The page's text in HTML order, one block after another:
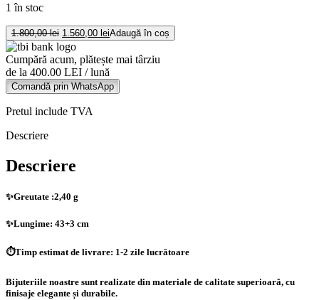
1 în stoc
Cantitate
Colier
din
aur
alb
de
14K
1.800,00lei Prețul
inițial
a
fost:
1.800,00 lei.
1.560,00 leiPrețul
curent
1.560,00 lei.
Adaugă în coș
Cumpără acum, plătește mai târziu
de la 400.00 LEI / lună
Comandă prin WhatsApp
Pretul include TVA
Descriere
Descriere
✨Greutate :2,40 g
✨Lungime: 43+3 cm
⏱️Timp estimat de livrare: 1-2 zile lucrătoare
Bijuteriile noastre sunt realizate din materiale de calitate superioară, cu
finisaje elegante și durabile.